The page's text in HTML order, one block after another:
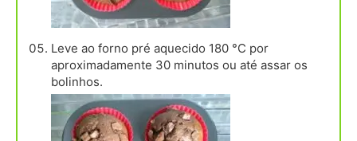
Leve ao forno pré aquecido 180 °C por
aproximadamente 30 minutos ou até assar os
bolinhos.